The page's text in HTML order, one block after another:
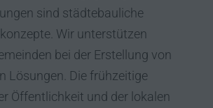
sind städtebauliche
Wir unterstützen
bei der Erstellung von
Lösungen. Die frühzeitige
Öffentlichkeit und der lokalen